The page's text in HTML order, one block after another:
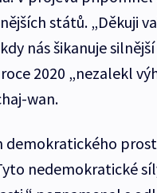
států. „Děkuji
nás šikanuje
2020 „nezalekl
wan.
nedemokratické